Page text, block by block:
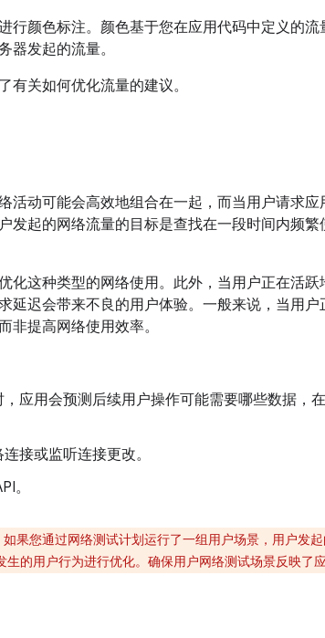
行颜色标注。颜色基于您在应用代码中定义的流
器发起的流量。
关如何优化流量的建议。
活动可能会高效地组合在一起，而当用户请求
起的网络流量的目标是查找在一段时间内频繁
化这种类型的网络使用。此外，当用户正在活
延迟会带来不良的用户体验。一般来说，当用
非提高网络使用效率。
应用会预测后续用户操作可能需要哪些数据，
接或监听连接更改。
。
果您通过网络测试计划运行了一组用户场景，用户发
的用户行为进行优化。确保用户网络测试场景反映了